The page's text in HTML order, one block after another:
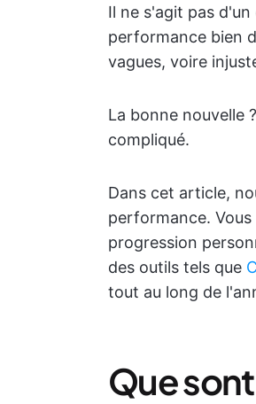
Il ne s'agit pas
performance bien
vagues, voire
La bonne nouvelle
compliqué.
Dans cet article,
performance.
progression
des outils tels que
tout au long de
Que